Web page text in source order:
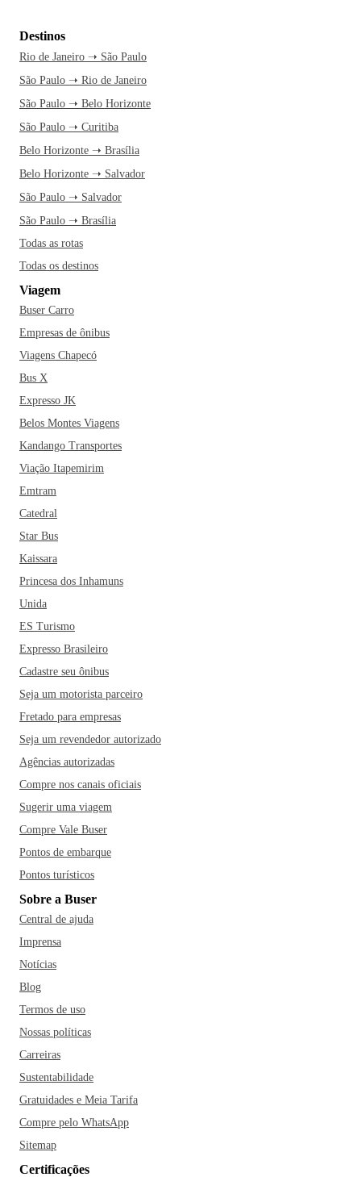
Destinos
Rio de Janeiro ➝ São Paulo
São Paulo ➝ Rio de Janeiro
São Paulo ➝ Belo Horizonte
São Paulo ➝ Curitiba
Belo Horizonte ➝ Brasília
Belo Horizonte ➝ Salvador
São Paulo ➝ Salvador
São Paulo ➝ Brasília
Todas as rotas
Todas os destinos
Viagem
Buser Carro
Empresas de ônibus
Viagens Chapecó
Bus X
Expresso JK
Belos Montes Viagens
Kandango Transportes
Viação Itapemirim
Emtram
Catedral
Star Bus
Kaissara
Princesa dos Inhamuns
Unida
ES Turismo
Expresso Brasileiro
Cadastre seu ônibus
Seja um motorista parceiro
Fretado para empresas
Seja um revendedor autorizado
Agências autorizadas
Compre nos canais oficiais
Sugerir uma viagem
Compre Vale Buser
Pontos de embarque
Pontos turísticos
Sobre a Buser
Central de ajuda
Imprensa
Notícias
Blog
Termos de uso
Nossas políticas
Carreiras
Sustentabilidade
Gratuidades e Meia Tarifa
Compre pelo WhatsApp
Sitemap
Certificações